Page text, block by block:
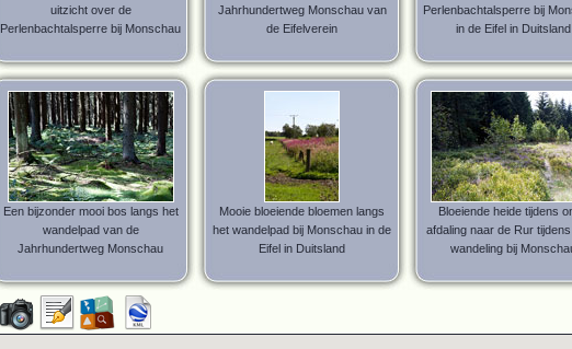
uitzicht over de
Perlenbachtalsperre bij Monschau
Jahrhundertweg Monschau van
de Eifelverein
Perlenbachtalsperre bij
in de Eifel in Duitsland
Een bijzonder mooi bos langs het
wandelpad van de
Jahrhundertweg Monschau
Mooie bloeiende bloemen langs
het wandelpad bij Monschau in de
Eifel in Duitsland
Bloeiende heide tijdens
afdaling naar de Rur
wandeling bij